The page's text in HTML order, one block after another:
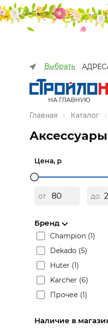
Выбрать
НА ГЛАВНУЮ
Главная Каталог
Аксессуары
Цена, р
от до
Бренд
Champion (1)
Dekado (5)
Huter (1)
Karcher (6)
Прочее (1)
Наличие в